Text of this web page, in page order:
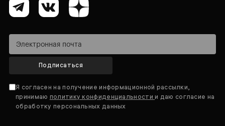
Подписаться
Я согласен на получение информационной рассылки,
принимаю политику конфиденциальностии даю согласие на
обработку персональных данных